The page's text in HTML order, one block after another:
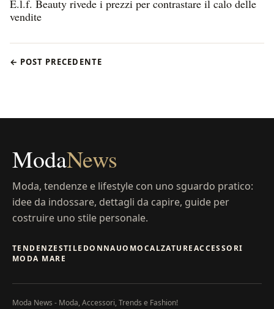
E.l.f. Beauty rivede i prezzi per contrastare il calo delle
vendite
← POST PRECEDENTE
ModaNews
Moda, tendenze e lifestyle con uno sguardo pratico:
idee da indossare, dettagli da capire, guide per
costruire uno stile personale.
TENDENZESTILE DONNAUOMOCALZATUREACCESSORI
MODA MARE
Moda News - Moda, Accessori, Trends e Fashion!